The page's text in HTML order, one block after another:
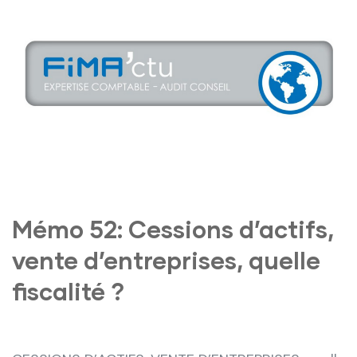
Mémo 52: Cessions d’actifs,
vente d’entreprises, quelle
fiscalité ?